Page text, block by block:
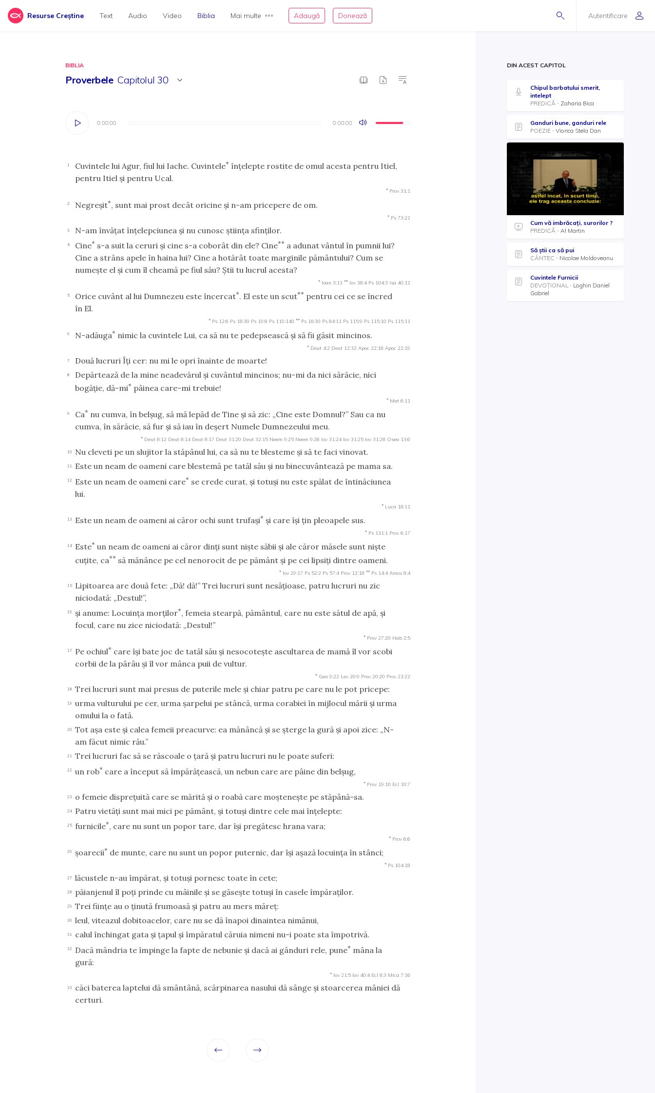
Resurse Creștine Autentificare
Text Audio Video Biblia Mai multe Adaugă Donează
BIBLIA
Proverbele Capitolul 30
0:00:00 0:00:00
0:00:00 0:00:00
1 Cuvintele lui Agur, fiul lui Iache. Cuvintele* înţelepte rostite de omul acesta pentru Itiel,
pentru Itiel şi pentru Ucal.
* Prov 31:1
2 Negreşit*, sunt mai prost decât oricine şi n-am pricepere de om.
* Ps 73:22
3 N-am învăţat înţelepciunea şi nu cunosc ştiinţa sfinţilor.
4 Cine* s-a suit la ceruri şi cine s-a coborât din ele? Cine** a adunat vântul în pumnii lui?
Cine a strâns apele în haina lui? Cine a hotărât toate marginile pământului? Cum se
numeşte el şi cum îl cheamă pe fiul său? Ştii tu lucrul acesta?
* Ioan 3:13 ** Iov 38:4 Ps 104:3 Isa 40:12
5 Orice cuvânt al lui Dumnezeu este încercat*. El este un scut** pentru cei ce se încred
în El.
* Ps 12:6 Ps 18:30 Ps 19:8 Ps 119:140 ** Ps 18:30 Ps 84:11 Ps 115:9 Ps 115:10 Ps 115:11
6 N-adăuga* nimic la cuvintele Lui, ca să nu te pedepsească şi să fii găsit mincinos.
* Deut 4:2 Deut 12:32 Apoc 22:18 Apoc 22:19
7 Două lucruri Îţi cer: nu mi le opri înainte de moarte!
8
Depărtează de la mine neadevărul şi cuvântul mincinos; nu-mi da nici sărăcie, nici
bogăţie, dă-mi* pâinea care-mi trebuie!
* Mat 6:11
9 Ca* nu cumva, în belşug, să mă lepăd de Tine şi să zic: „Cine este Domnul?” Sau ca nu
cumva, în sărăcie, să fur şi să iau în deşert Numele Dumnezeului meu.
* Deut 8:12 Deut 8:14 Deut 8:17 Deut 31:20 Deut 32:15 Neem 9:25 Neem 9:26 Iov 31:24 Iov 31:25 Iov 31:28 Osea 13:6
10 Nu cleveti pe un slujitor la stăpânul lui, ca să nu te blesteme şi să te faci vinovat.
11 Este un neam de oameni care blestemă pe tatăl său şi nu binecuvântează pe mama sa.
12 Este un neam de oameni care* se crede curat, şi totuşi nu este spălat de întinăciunea
lui.
* Luca 18:11
13 Este un neam de oameni ai căror ochi sunt trufaşi* şi care îşi ţin pleoapele sus.
* Ps 131:1 Prov 6:17
14 Este* un neam de oameni ai căror dinţi sunt nişte săbii şi ale căror măsele sunt nişte
cuţite, ca** să mănânce pe cel nenorocit de pe pământ şi pe cei lipsiţi dintre oameni.
* Iov 29:17 Ps 52:2 Ps 57:4 Prov 12:18 ** Ps 14:4 Amos 8:4
15
Lipitoarea are două fete: „Dă! dă!” Trei lucruri sunt nesăţioase, patru lucruri nu zic
niciodată: „Destul!”,
16 şi anume: Locuinţa morţilor*, femeia stearpă, pământul, care nu este sătul de apă, şi
focul, care nu zice niciodată: „Destul!”
* Prov 27:20 Hab 2:5
17 Pe ochiul* care îşi bate joc de tatăl său şi nesocoteşte ascultarea de mamă îl vor scobi
corbii de la pârâu şi îl vor mânca puii de vultur.
* Gen 9:22 Lev 20:9 Prov 20:20 Prov 23:22
18 Trei lucruri sunt mai presus de puterile mele şi chiar patru pe care nu le pot pricepe:
19
urma vulturului pe cer, urma şarpelui pe stâncă, urma corabiei în mijlocul mării şi urma
omului la o fată.
20
Tot aşa este şi calea femeii preacurve: ea mănâncă şi se şterge la gură şi apoi zice: „N-
am făcut nimic rău.”
21 Trei lucruri fac să se răscoale o ţară şi patru lucruri nu le poate suferi:
22 un rob* care a început să împărăţească, un nebun care are pâine din belşug,
* Prov 19:10 Ecl 10:7
23 o femeie dispreţuită care se mărită şi o roabă care moşteneşte pe stăpână-sa.
24 Patru vietăţi sunt mai mici pe pământ, şi totuşi dintre cele mai înţelepte:
25 furnicile*, care nu sunt un popor tare, dar îşi pregătesc hrana vara;
* Prov 6:6
26 şoarecii* de munte, care nu sunt un popor puternic, dar îşi aşază locuinţa în stânci;
* Ps 104:18
27 lăcustele n-au împărat, şi totuşi pornesc toate în cete;
28 păianjenul îl poţi prinde cu mâinile şi se găseşte totuşi în casele împăraţilor.
29 Trei fiinţe au o ţinută frumoasă şi patru au mers măreţ:
30 leul, viteazul dobitoacelor, care nu se dă înapoi dinaintea nimănui,
31 calul închingat gata şi ţapul şi împăratul căruia nimeni nu-i poate sta împotrivă.
32 Dacă mândria te împinge la fapte de nebunie şi dacă ai gânduri rele, pune* mâna la
gură:
* Iov 21:5 Iov 40:4 Ecl 8:3 Mica 7:16
33
căci baterea laptelui dă smântână, scărpinarea nasului dă sânge şi stoarcerea mâniei dă
certuri.
DIN ACEST CAPITOL
Chipul barbatului smerit,
intelept
PREDICĂ
Zaharia Bica
Ganduri bune, ganduri rele
POEZIE
Viorica Stela Dan
Cum vă imbrăcaţi, surorilor ?
PREDICĂ
Al Martin
Să ştii ca să pui
CÂNTEC
Nicolae Moldoveanu
Cuvintele Furnicii
DEVOȚIONAL
Loghin Daniel
Gabriel